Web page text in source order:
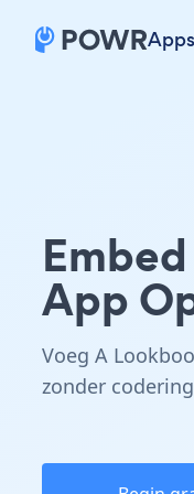
Apps
App
Voeg A
zonder